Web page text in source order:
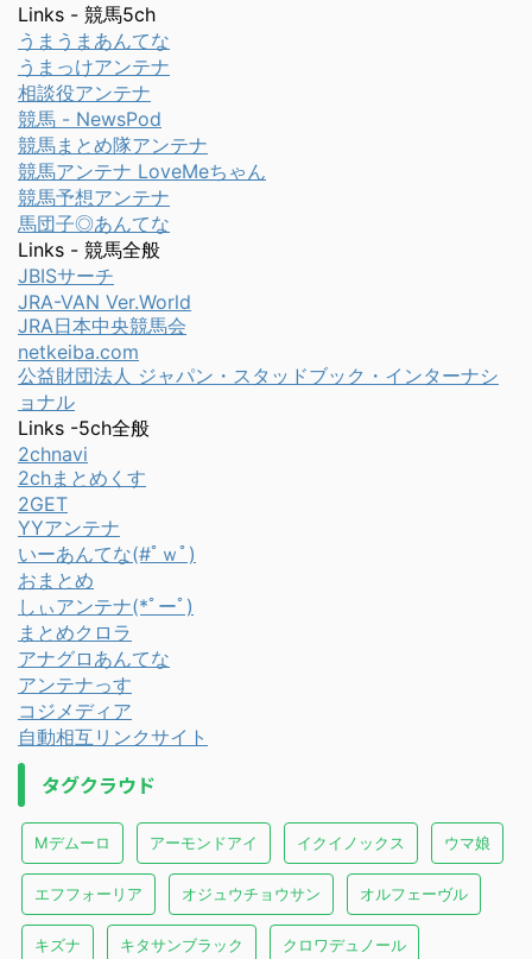
Links - 競馬5ch
うまうまあんてな
うまっけアンテナ
相談役アンテナ
競馬 - NewsPod
競馬まとめ隊アンテナ
競馬アンテナ LoveMeちゃん
競馬予想アンテナ
馬団子◎あんてな
Links - 競馬全般
JBISサーチ
JRA-VAN Ver.World
JRA日本中央競馬会
netkeiba.com
公益財団法人 ジャパン・スタッドブック・インターナシ
ョナル
Links -5ch全般
2chnavi
2chまとめくす
2GET
YYアンテナ
いーあんてな(#ﾟｗﾟ)
おまとめ
しぃアンテナ(*ﾟーﾟ)
まとめクロラ
アナグロあんてな
アンテナっす
コジメディア
自動相互リンクサイト
タグクラウド
Mデムーロ アーモンドアイ イクイノックス ウマ娘
エフフォーリア オジュウチョウサン オルフェーヴル
キズナ キタサンブラック クロワデュノール